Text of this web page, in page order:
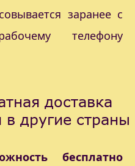
заранее с
телефону
доставка
в другие страны
бесплатно